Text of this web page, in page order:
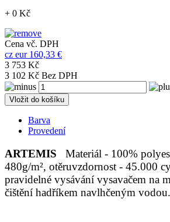
+ 0 Kč
Cena vč. DPH
cz eur 160,33 €
3 753 Kč
3 102 Kč Bez DPH
Vložit do košíku
Barva
Provedení
ARTEMIS
Materiál - 100%
480g/m², otěruvzdornost - 45.000
pravidelné vysávání vysavačem na
čištění hadříkem navlhčeným vodou.